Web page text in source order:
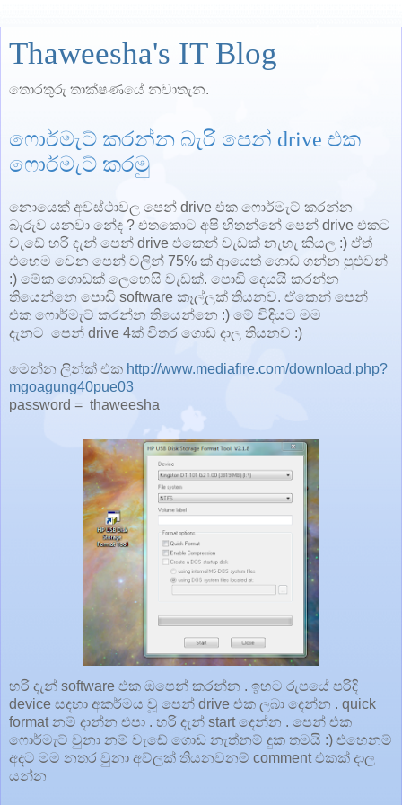
Thaweesha's IT Blog
තොරතුරු තාක්ෂණයේ නවාතැන.
ෆොර්මැට් කරන්න බැරි පෙන් drive එක
ෆොර්මැට් කරමු
නොයෙක් අවස්ථාවල පෙන් drive එක ෆොර්මැට් කරන්න
බැරුව යනවා නේද ? එතකොට අපි හිතන්නේ පෙන් drive එකට
වැඩේ හරි දැන් පෙන් drive එකෙන් වැඩක් නැහැ කියල :) ඒත්
එහෙම වෙන පෙන් වලින් 75% ක් ආයෙත් ගොඩ ගන්න පුළුවන්
:) මේක ගොඩක් ලෙහෙසි වැඩක්. පොඩි දෙයයි කරන්න
තියෙන්නෙ පොඩි software කෑල්ලක් තියනව. ඒකෙන් පෙන්
එක ෆොර්මැට් කරන්න තියෙන්නෙ :) මේ විදියට මම
දැනට පෙන් drive 4ක් විතර ගොඩ දාල තියනව :)
මෙන්න ලින්ක් එක http://www.mediafire.com/download.php?
mgoagung40pue03
password = thaweesha
හරි දැන් software එක ඔපෙන් කරන්න . ඉහට රුපයේ පරිදි
device සදහා අකර්මය වූ පෙන් drive එක ලබා දෙන්න . quick
format නම් දාන්න එපා . හරි දැන් start දෙන්න . පෙන් එක
ෆොර්මැට් වුනා නම් වැඩේ ගොඩ නැත්නම් දුක තමයි :) එහෙනම්
අදට මම නතර වුනා අව්ලක් තියනවනම් comment එකක් දාල
යන්න